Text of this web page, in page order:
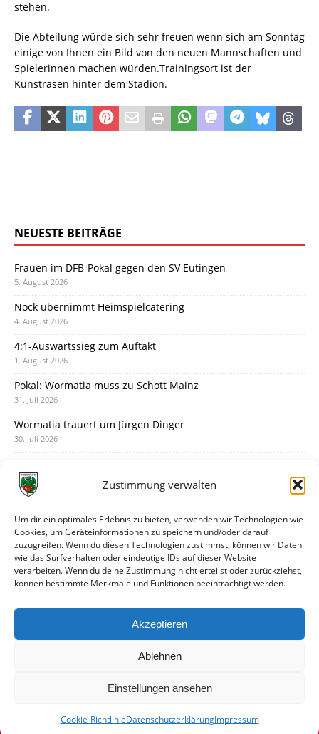
Zustimmung verwalten
Um dir ein optimales Erlebnis zu bieten, verwenden wir Technologien wie
Cookies, um Geräteinformationen zu speichern und/oder darauf
zuzugreifen. Wenn du diesen Technologien zustimmst, können wir Daten
wie das Surfverhalten oder eindeutige IDs auf dieser Website
verarbeiten. Wenn du deine Zustimmung nicht erteilst oder zurückziehst,
können bestimmte Merkmale und Funktionen beeinträchtigt werden.
Akzeptieren
Ablehnen
Einstellungen ansehen
Cookie-RichtlinieDatenschutzerklärungImpressum
stehen.
Die Abteilung würde sich sehr freuen wenn sich am Sonntag
einige von Ihnen ein Bild von den neuen Mannschaften und
Spielerinnen machen würden.Trainingsort ist der
Kunstrasen hinter dem Stadion.
NEUESTE BEITRÄGE
Frauen im DFB-Pokal gegen den SV Eutingen
5. August 2026
Nock übernimmt Heimspielcatering
4. August 2026
4:1-Auswärtssieg zum Auftakt
1. August 2026
Pokal: Wormatia muss zu Schott Mainz
31. Juli 2026
Wormatia trauert um Jürgen Dinger
30. Juli 2026
28. Juli 2026
28. Juli 2026
Neue Podcast-Folge: So tickt Björn!
27. Juli 2026
Eindrücke vom Stadionfest
Unterhaltsamer Abschlusstest mit später Niederlage
25. Juli 2026
© VfR Wormatia Worms